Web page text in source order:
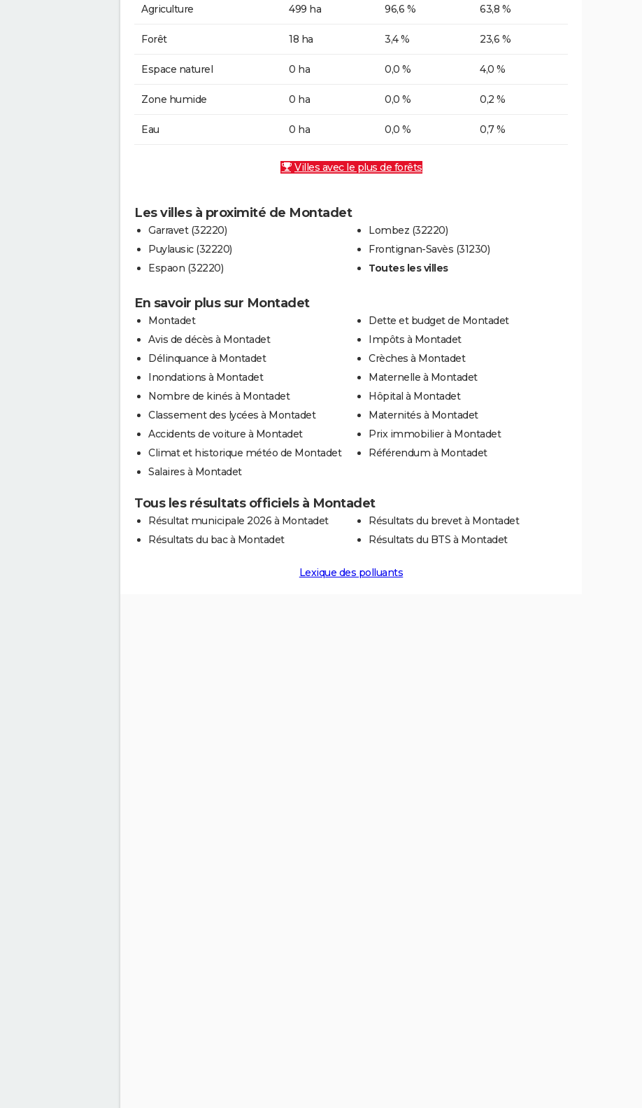
Agriculture 499 ha 96,6 % 63,8 %
Forêt 18 ha 3,4 % 23,6 %
Espace naturel 0 ha 0,0 % 4,0 %
Zone humide 0 ha 0,0 % 0,2 %
Eau 0 ha 0,0 % 0,7 %
Villes avec le plus de forêts
Les villes à proximité de Montadet
Garravet (32220)
Puylausic (32220)
Espaon (32220)
Lombez (32220)
Frontignan-Savès (31230)
Toutes les villes
En savoir plus sur Montadet
Montadet
Avis de décès à Montadet
Délinquance à Montadet
Inondations à Montadet
Nombre de kinés à Montadet
Classement des lycées à Montadet
Accidents de voiture à Montadet
Climat et historique météo de Montadet
Salaires à Montadet
Dette et budget de Montadet
Impôts à Montadet
Crèches à Montadet
Maternelle à Montadet
Hôpital à Montadet
Maternités à Montadet
Prix immobilier à Montadet
Référendum à Montadet
Tous les résultats officiels à Montadet
Résultat municipale 2026 à Montadet
Résultats du bac à Montadet
Résultats du brevet à Montadet
Résultats du BTS à Montadet
Lexique des polluants